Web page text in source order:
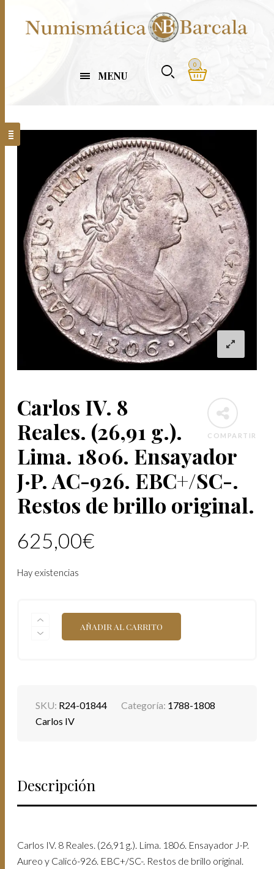
MENU
0
COMPARTIR
Carlos IV. 8
Reales. (26,91 g.).
Lima. 1806. Ensayador
J·P. AC-926. EBC+/SC-.
Restos de brillo original.
625,00€
Hay existencias
CARLOS
ENSAYADOR
J·P.
AC-
BRILLO
ORIGINAL.
CANTIDAD
AÑADIR AL CARRITO
SKU: R24-01844 Categoría: 1788-1808
Carlos IV
Descripción
Carlos IV. 8 Reales. (26,91 g.). Lima. 1806. Ensayador J·P.
Aureo y Calicó-926. EBC+/SC-. Restos de brillo original.